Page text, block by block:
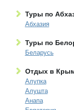
Туры по
Абхазия
Туры по
Беларусь
Отдых в
Алупка
Алушта
Анапа